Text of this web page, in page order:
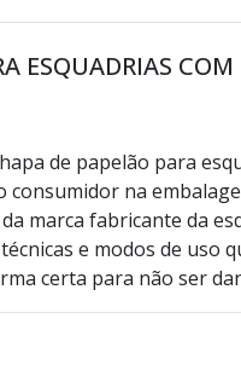
ESQUADRIAS COM
de papelão para
consumidor na
marca fabricante da
e modos de uso
certa para não ser